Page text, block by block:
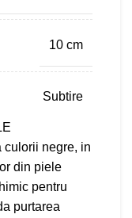
10 cm
Subtire
culorii negre, in
din piele
pentru
purtarea